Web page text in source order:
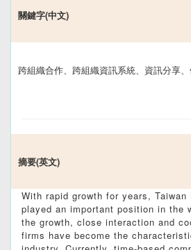
關鍵字(中文)
跨組織合作、跨組織資訊系統、資訊分享
摘要(英文)
With rapid growth for years,
played an important position in the
the growth, close interaction and
firms have become the